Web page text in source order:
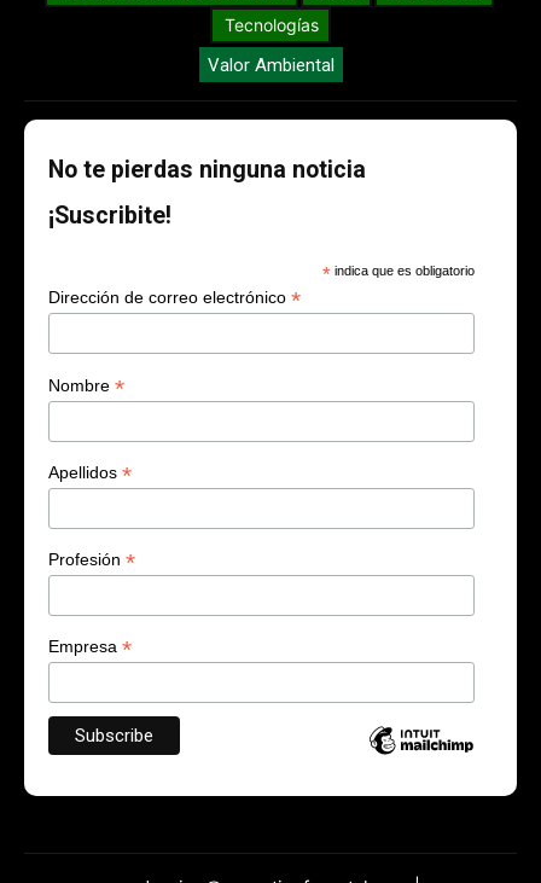
Tecnologías
Valor Ambiental
No te pierdas ninguna noticia
¡Suscribite!
* indica que es obligatorio
Dirección de correo electrónico *
Nombre *
Apellidos *
Profesión *
Empresa *